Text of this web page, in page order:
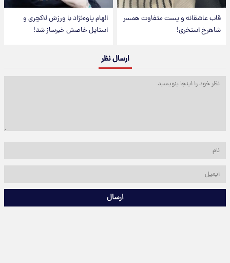
قاب عاشقانه و پست متفاوت همسر
شاهرخ استخری!
الهام پاوه‌نژاد با ورزش لاکچری و
استایل خاصش خبرساز شد!
ارسال نظر
ارسال